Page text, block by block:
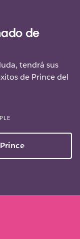
de
tendrá sus
de Prince del